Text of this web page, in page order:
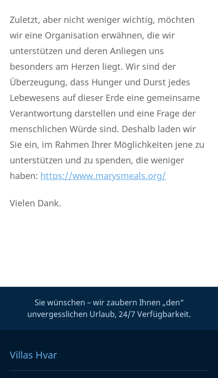
Zuletzt, aber nicht weniger wichtig, möchten
wir eine Organisation erwähnen, die wir
unterstützen und deren Anliegen uns
besonders am Herzen liegt. Wir sind der
Überzeugung, dass Hunger und Durst jedes
Lebewesens auf dieser Erde eine gemeinsame
Verantwortung darstellen und eine Frage der
menschlichen Würde sind. Deshalb laden wir
Sie ein, im Rahmen Ihrer Möglichkeiten jene zu
unterstützen und zu spenden, die weniger
haben: https://www.marysmeals.org/
Vielen Dank.
Sie wünschen – wir zaubern Ihnen „den“
unvergesslichen Urlaub, 24/7 Verfügbarkeit.
Villas Hvar